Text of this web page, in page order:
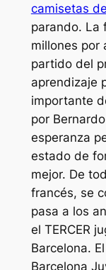
camisetas
parando. La
millones por
partido del
aprendizaje
importante
por
esperanza
estado de
mejor. De
francés, se
pasa a los
el TERCER
Barcelona.
Barcelona